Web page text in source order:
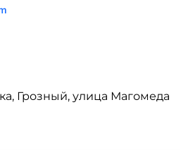
Грозный, улица Магомеда